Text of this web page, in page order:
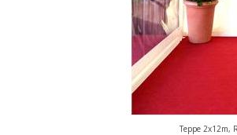
Teppe 2x12m,